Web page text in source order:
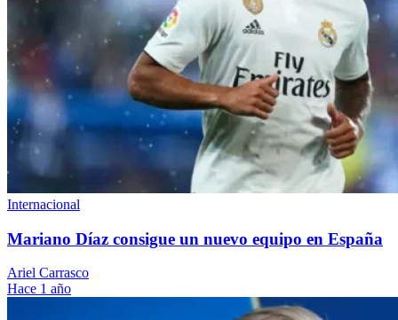
Internacional
Mariano Díaz consigue un nuevo equipo en España
Ariel Carrasco
Hace 1 año